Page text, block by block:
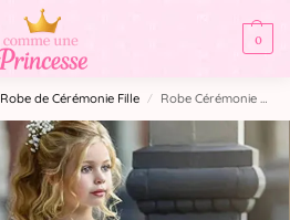
0
Robe de Cérémonie Fille​ / Robe Cérémonie Fille Tulle Rose